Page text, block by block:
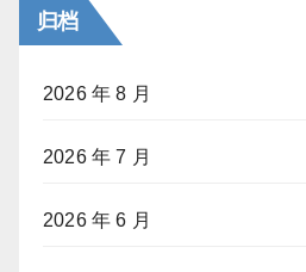
归档
2026 年 8 月
2026 年 7 月
2026 年 6 月